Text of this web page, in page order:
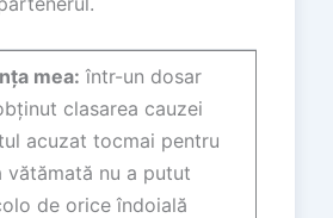
mea: într-un dosar
clasarea cauzei
acuzat tocmai pentru
vătămată nu a putut
de orice îndoială